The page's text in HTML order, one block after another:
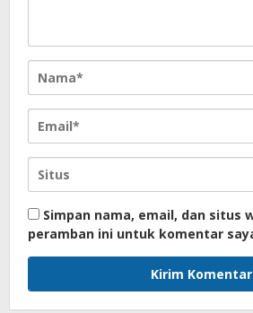
Simpan nama, email, dan situs
peramban ini untuk komentar